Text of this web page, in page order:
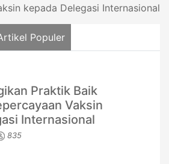
kepada Delegasi Internasional
Populer
Praktik Baik
Vaksin
Internasional
835